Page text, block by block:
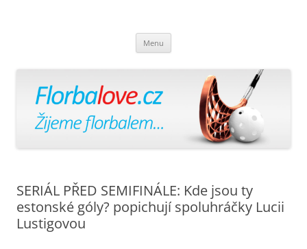
Menu
webu
SERIÁL PŘED SEMIFINÁLE: Kde jsou ty
estonské góly? popichují spoluhráčky Lucii
Lustigovou